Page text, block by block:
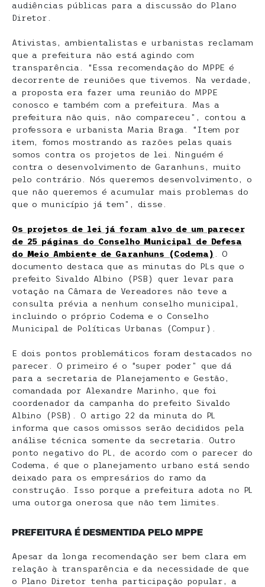
audiências públicas para a discussão do Plano
Diretor.
Ativistas, ambientalistas e urbanistas reclamam
que a prefeitura não está agindo com
transparência. “Essa recomendação do MPPE é
decorrente de reuniões que tivemos. Na verdade,
a proposta era fazer uma reunião do MPPE
conosco e também com a prefeitura. Mas a
prefeitura não quis, não compareceu”, contou a
professora e urbanista Maria Braga. “Item por
item, fomos mostrando as razões pelas quais
somos contra os projetos de lei. Ninguém é
contra o desenvolvimento de Garanhuns, muito
pelo contrário. Nós queremos desenvolvimento, o
que não queremos é acumular mais problemas do
que o município já tem”, disse.
Os projetos de lei já foram alvo de um parecer
de 25 páginas do Conselho Municipal de Defesa
do Meio Ambiente de Garanhuns (Codema)
. O
documento destaca que as minutas do PLs que o
prefeito Sivaldo Albino (PSB) quer levar para
votação na Câmara de Vereadores não teve a
consulta prévia a nenhum conselho municipal,
incluindo o próprio Codema e o Conselho
Municipal de Políticas Urbanas (Compur).
E dois pontos problemáticos foram destacados no
parecer. O primeiro é o “super poder” que dá
para a secretaria de Planejamento e Gestão,
comandada por Alexandre Marinho, que foi
coordenador da campanha do prefeito Sivaldo
Albino (PSB). O artigo 22 da minuta do PL
informa que casos omissos serão decididos pela
análise técnica somente da secretaria. Outro
ponto negativo do PL, de acordo com o parecer do
Codema, é que o planejamento urbano está sendo
deixado para os empresários do ramo da
construção. Isso porque a prefeitura adota no PL
uma outorga onerosa que não tem limites.
PREFEITURA É DESMENTIDA PELO MPPE
Apesar da longa recomendação ser bem clara em
relação à transparência e da necessidade de que
o Plano Diretor tenha participação popular, a